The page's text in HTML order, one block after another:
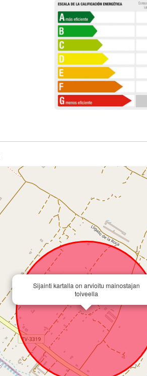
Sijainti kartalla on arvioitu mainostajan
toiveella